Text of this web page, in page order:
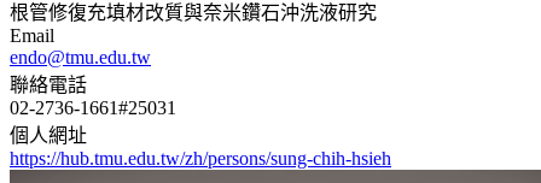
根管修復充填材改質與奈米鑽石沖洗液研究
Email
endo@tmu.edu.tw
聯絡電話
02-2736-1661#25031
個人網址
https://hub.tmu.edu.tw/zh/persons/sung-chih-hsieh